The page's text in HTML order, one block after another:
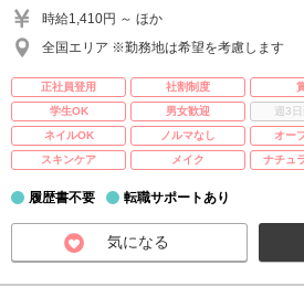
時給1,410円 ～ ほか
全国エリア ※勤務地は希望を考慮します
正社員登用 社割制度
学生OK
男女歓迎 週3
ネイルOK
ノルマなし オー
スキンケア
メイク ナチュ
履歴書不要 転職サポートあり
気になる